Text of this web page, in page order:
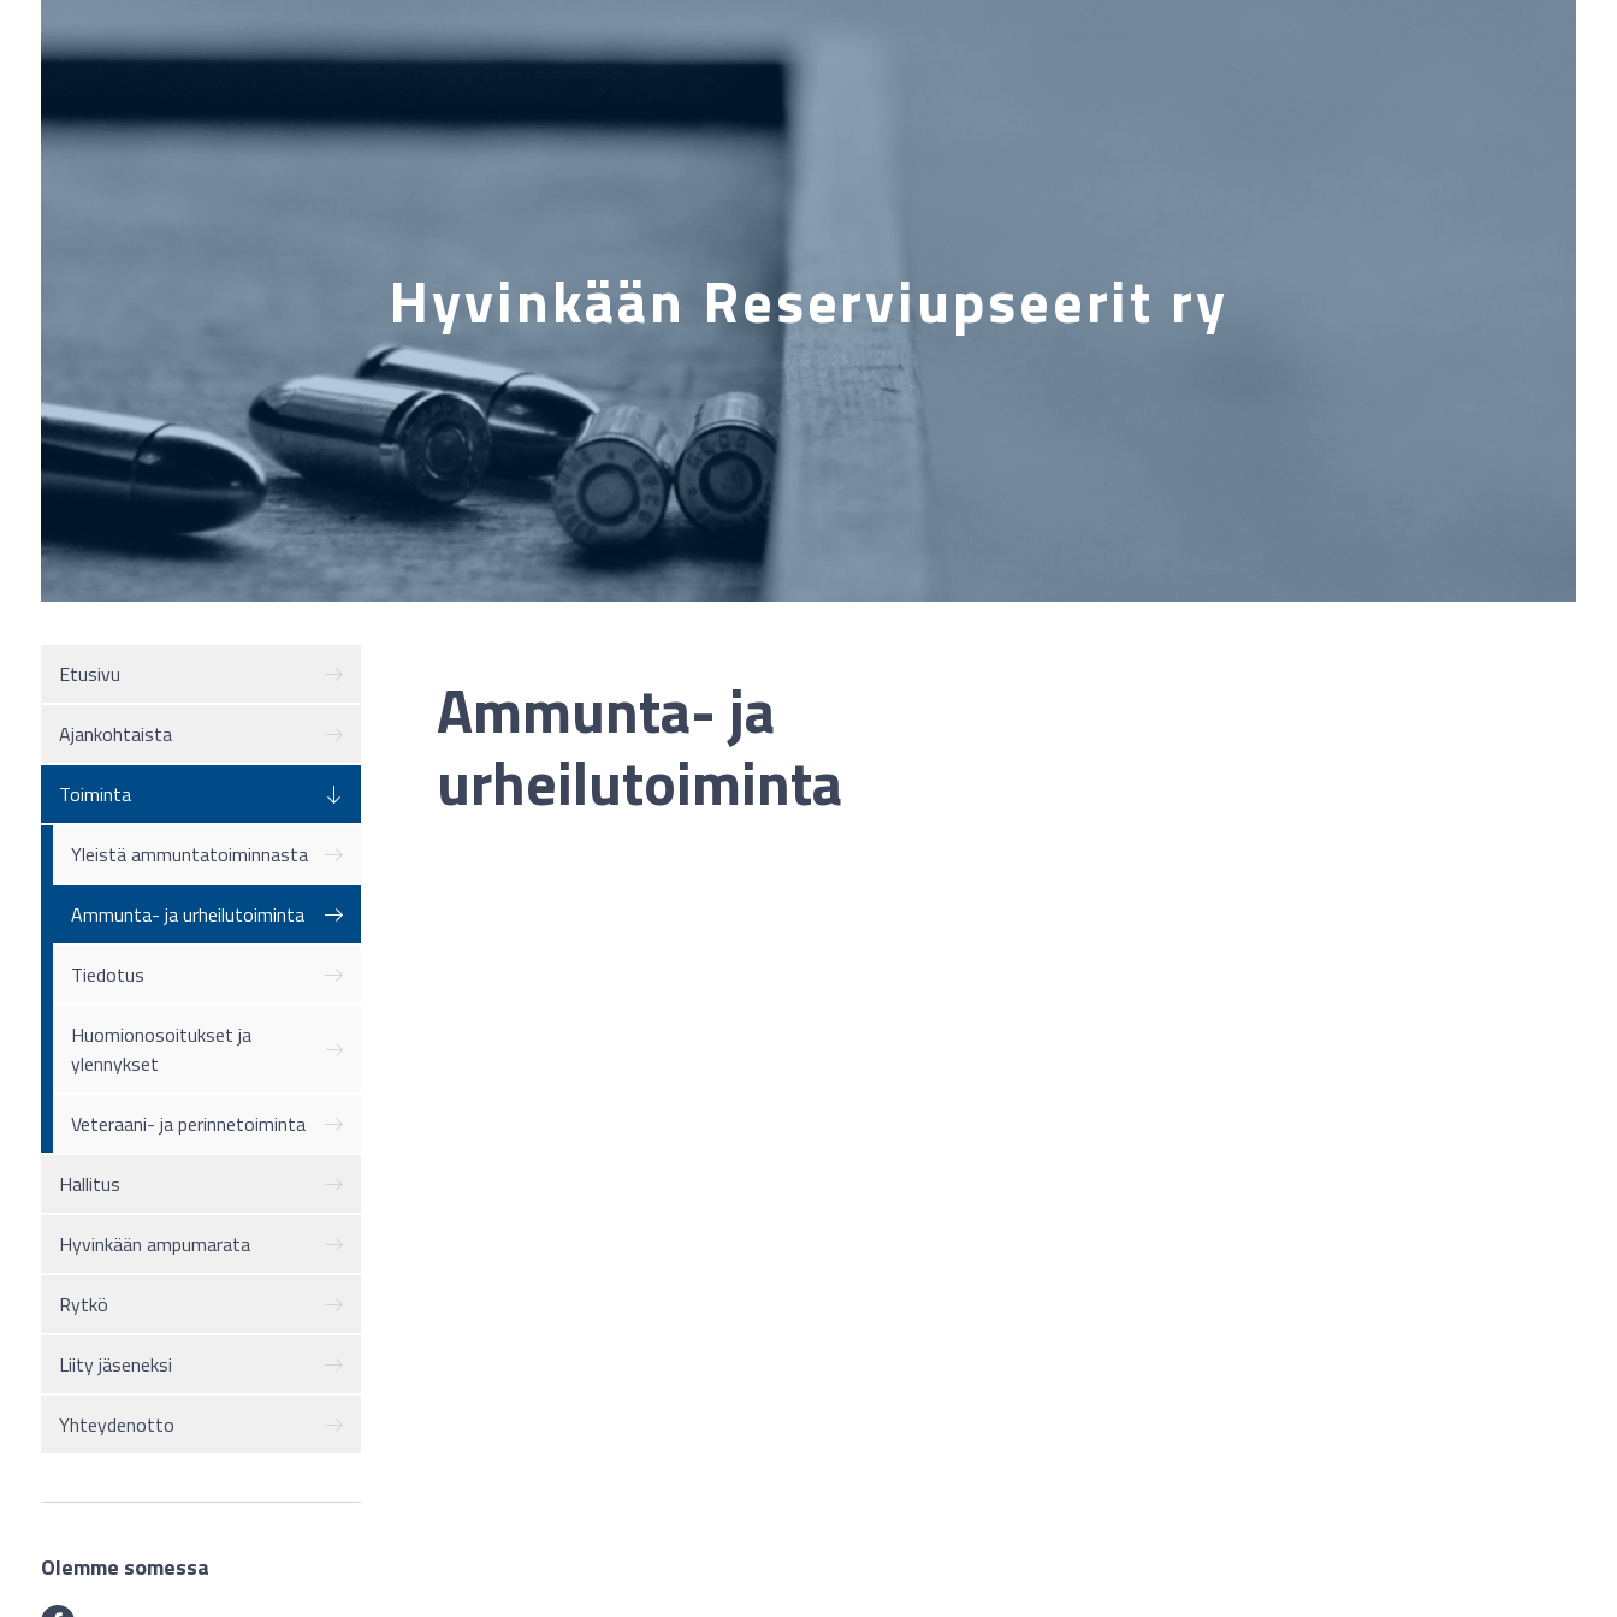
Hyvinkään Reserviupseerit ry
Etusivu
Ajankohtaista
Toiminta
Yleistä ammuntatoiminnasta
Ammunta- ja urheilutoiminta
Tiedotus
Huomionosoitukset ja
ylennykset
Veteraani- ja perinnetoiminta
Hallitus
Hyvinkään ampumarata
Rytkö
Liity jäseneksi
Yhteydenotto
Olemme somessa
Ammunta- ja
urheilutoiminta